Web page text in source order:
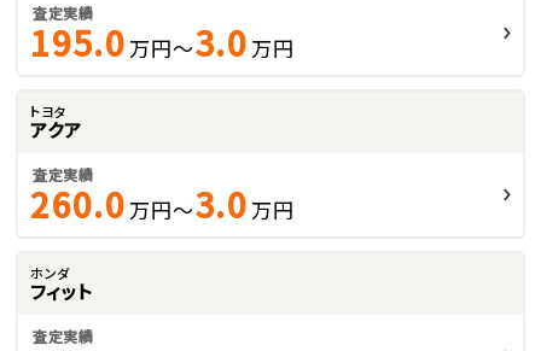
査定実績
195.0 万円～3.0 万円
トヨタ
アクア
査定実績
260.0 万円～3.0 万円
ホンダ
フィット
査定実績